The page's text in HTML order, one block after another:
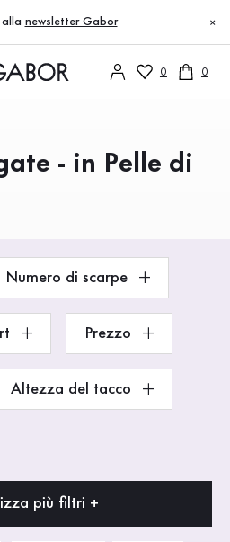
alla newsletter Gabor ×
0 0
- in Pelle di
Numero di scarpe
Prezzo
Altezza del tacco
più filtri +